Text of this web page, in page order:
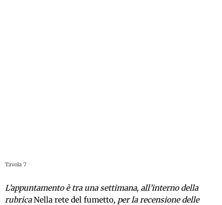
Tavola 7
L’appuntamento è tra una settimana, all’interno della
rubricaNella rete del fumetto, per la recensione delle